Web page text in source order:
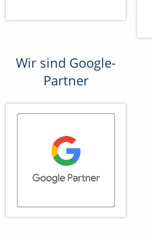
Wir sind Google-
Partner